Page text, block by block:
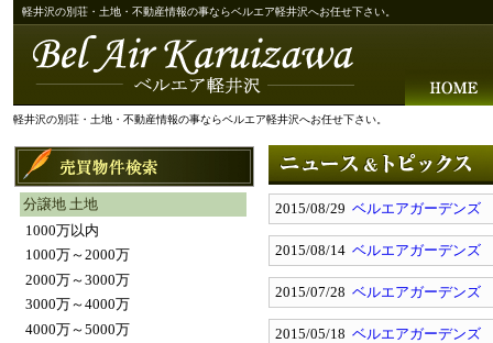
軽井沢の別荘・土地・不動産情報の事ならベルエア軽井沢へお任せ下さい。
軽井沢の別荘・土地・不動産情報の事ならベルエア軽井沢へお任せ下さい。
分譲地 土地
1000万以内
1000万～2000万
2000万～3000万
3000万～4000万
4000万～5000万
2015/08/29 ベルエアガーデン
2015/08/14 ベルエアガーデン
2015/07/28 ベルエアガーデン
2015/05/18 ベルエアガーデン